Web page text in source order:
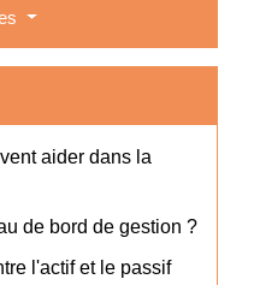
aider dans la
de bord de gestion ?
l'actif et le passif